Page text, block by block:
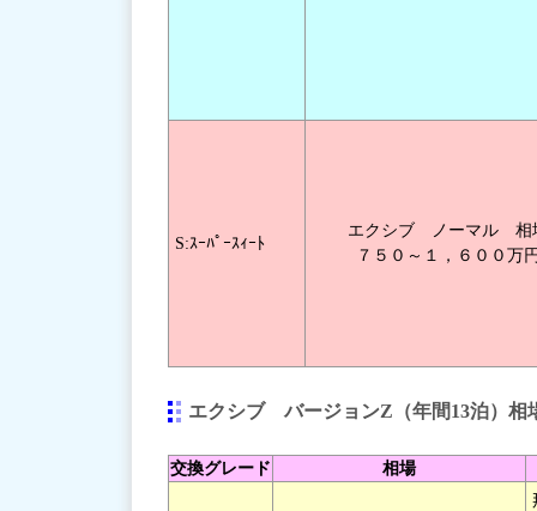
S:ｽｰﾊﾟｰｽｨｰﾄ
エクシブ ノーマル 相
７５０～１，６００万
エクシブ バージョンZ（年間13泊）相
交換グレード 相場